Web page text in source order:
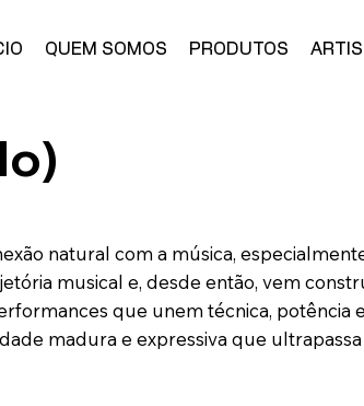
QUEM SOMOS PRODUTOS
natural com a música,
musical e, desde então, vem
que unem técnica, potência
madura e expressiva que